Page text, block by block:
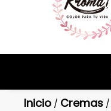
Inicio / Cremas /